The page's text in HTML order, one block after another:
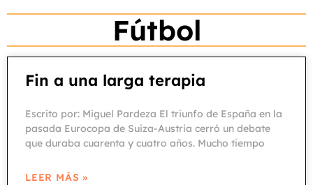
Fútbol
Fin a una larga terapia
Escrito por: Miguel Pardeza El triunfo de España en la
pasada Eurocopa de Suiza-Austria cerró un debate
que duraba cuarenta y cuatro años. Mucho tiempo
LEER MÁS »